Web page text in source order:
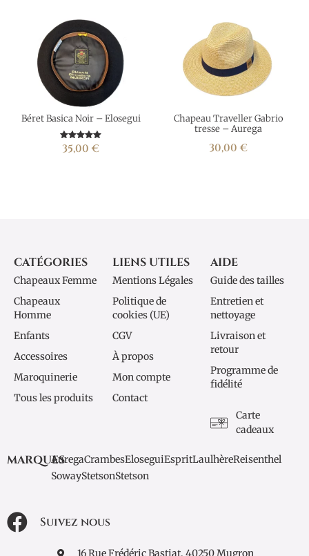
Béret Basica Noir – Elosegui
Note
5.00
35,00 €
Chapeau Traveller Gabrio
tresse – Aurega
30,00 €
CATÉGORIES
Chapeaux Femme
Chapeaux
Homme
Enfants
Accessoires
Maroquinerie
Tous les produits
LIENS UTILES
Mentions Légales
Politique de
cookies (UE)
CGV
À propos
Mon compte
Contact
AIDE
Guide des tailles
Entretien et
nettoyage
Livraison et
retour
Programme de
fidélité
Carte
cadeaux
Suivez nous
16 Rue Frédéric Bastiat, 40250 Mugron
MARQUESAuregaCrambesEloseguiEspritLaulhèreReisenthel
SowayStetsonStetson